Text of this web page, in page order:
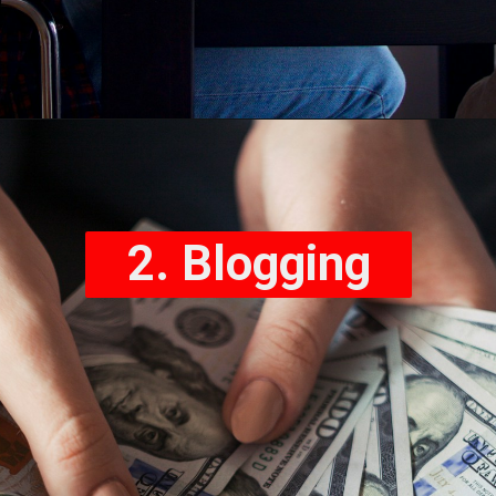
2. Blogging